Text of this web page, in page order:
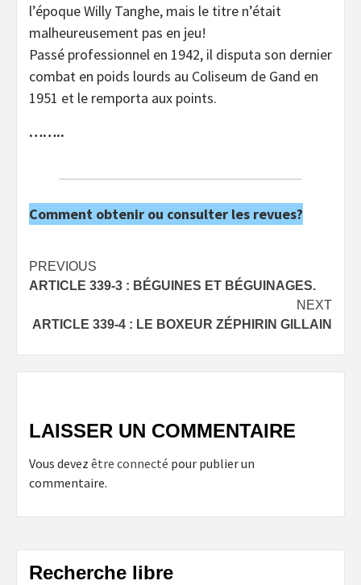
l’époque Willy Tanghe, mais le titre n’était
malheureusement pas en jeu!
Passé professionnel en 1942, il disputa son dernier
combat en poids lourds au Coliseum de Gand en
1951 et le remporta aux points.
……..
Comment obtenir ou consulter les revues?
Post
navigation
PREVIOUS
ARTICLE 339-3 : BÉGUINES ET BÉGUINAGES.
NEXT
ARTICLE 339-4 : LE BOXEUR ZÉPHIRIN GILLAIN
LAISSER UN COMMENTAIRE
Vous devez être connecté pour publier un
commentaire.
Recherche libre